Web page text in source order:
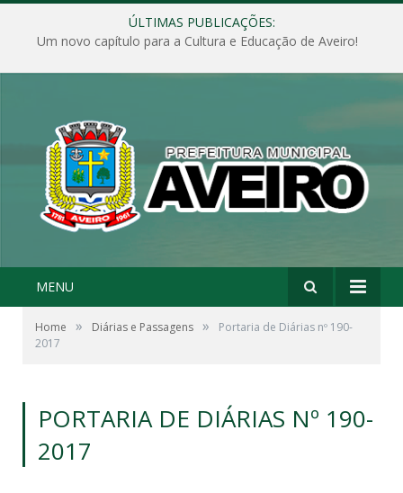
ÚLTIMAS PUBLICAÇÕES:
Um novo capítulo para a Cultura e Educação de Aveiro!
MENU
Home » Diárias e Passagens »
Portaria de Diárias nº 190-
2017
PORTARIA DE DIÁRIAS Nº 190-
2017